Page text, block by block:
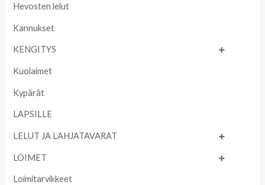
Hevosten lelut
Kannukset
KENGITYS
Kuolaimet
Kypärät
LAPSILLE
LELUT JA LAHJATAVARAT
LOIMET
Loimitarvikkeet